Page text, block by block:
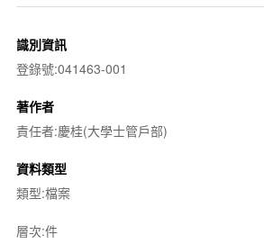
識別資訊
登錄號:041463-001
著作者
責任者:慶桂(大學士管戶部)
資料類型
類型:檔案
層次:件